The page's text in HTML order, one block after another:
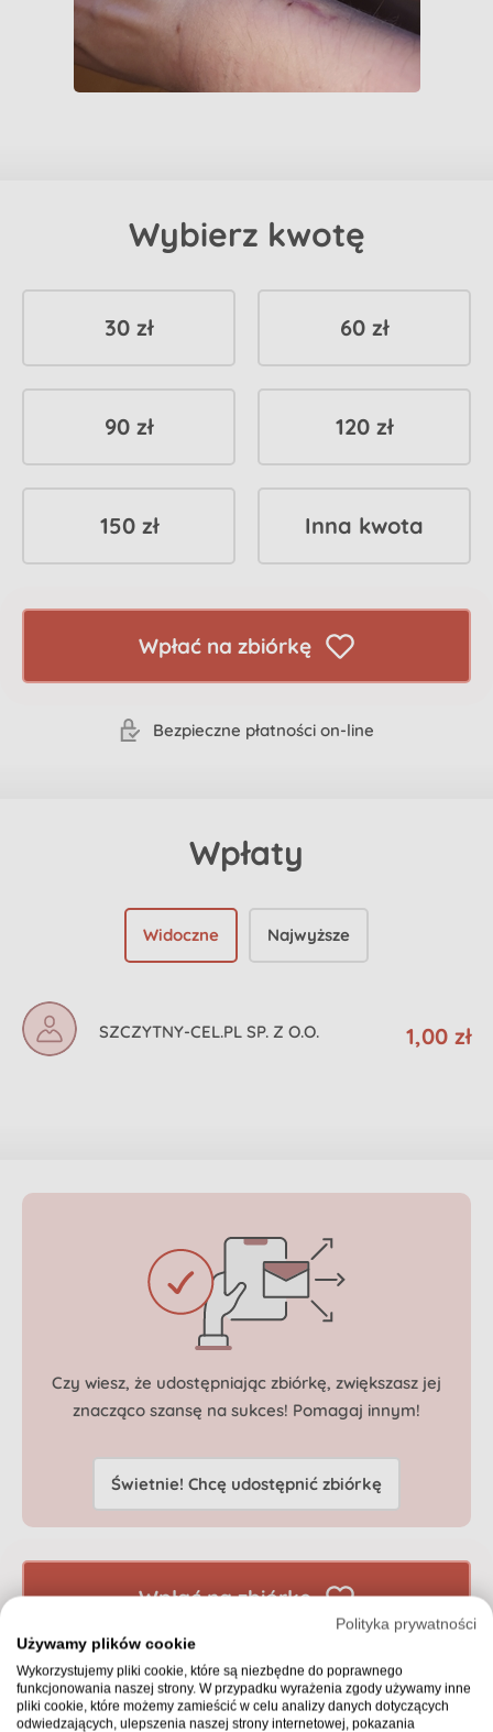
Wybierz kwotę
30 zł 60 zł
90 zł 120 zł
150 zł Inna kwota
Wpłać na zbiórkę
Bezpieczne płatności on-line
Wpłaty
Widoczne Najwyższe
SZCZYTNY-CEL.PL SP. Z O.O. 1,00 zł
Czy wiesz, że udostępniając zbiórkę, zwiększasz jej
znacząco szansę na sukces! Pomagaj innym!
Świetnie! Chcę udostępnić zbiórkę
Wpłać na zbiórkę
Zgłoś nadużycie, jeśli uważasz, że zbiórka zawiera
niedozwolone treści.
Polityka prywatności
Używamy plików cookie
Wykorzystujemy pliki cookie, które są niezbędne do poprawnego
funkcjonowania naszej strony. W przypadku wyrażenia zgody używamy inne
pliki cookie, które możemy zamieścić w celu analizy danych dotyczących
odwiedzających, ulepszenia naszej strony internetowej, pokazania